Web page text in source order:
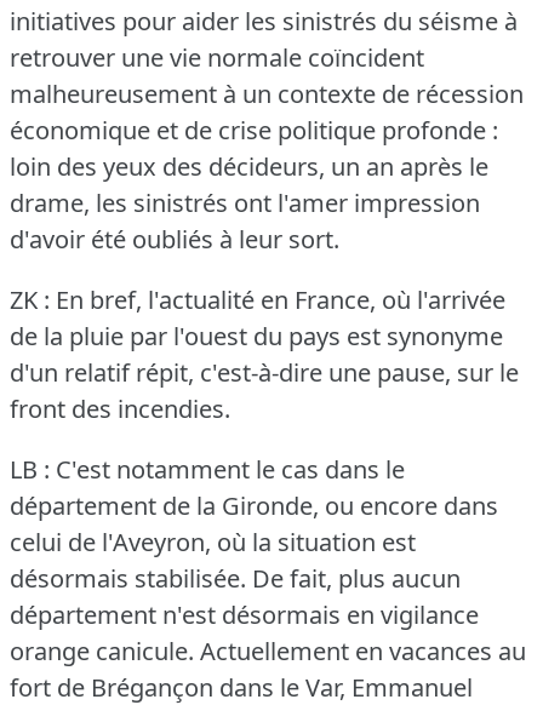
initiatives pour aider les sinistrés du séisme à
retrouver une vie normale coïncident
malheureusement à un contexte de récession
économique et de crise politique profonde :
loin des yeux des décideurs, un an après le
drame, les sinistrés ont l'amer impression
d'avoir été oubliés à leur sort.
ZK : En bref, l'actualité en France, où l'arrivée
de la pluie par l'ouest du pays est synonyme
d'un relatif répit, c'est-à-dire une pause, sur le
front des incendies.
LB : C'est notamment le cas dans le
département de la Gironde, ou encore dans
celui de l'Aveyron, où la situation est
désormais stabilisée. De fait, plus aucun
département n'est désormais en vigilance
orange canicule. Actuellement en vacances au
fort de Brégançon dans le Var, Emmanuel